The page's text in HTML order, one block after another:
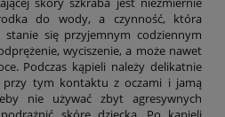
do wody, a czynność, która
się przyjemnym codziennym
wyciszenie, a może nawet
Podczas kąpieli należy delikatnie
przy tym kontaktu z oczami i jamą
nie używać zbyt agresywnych